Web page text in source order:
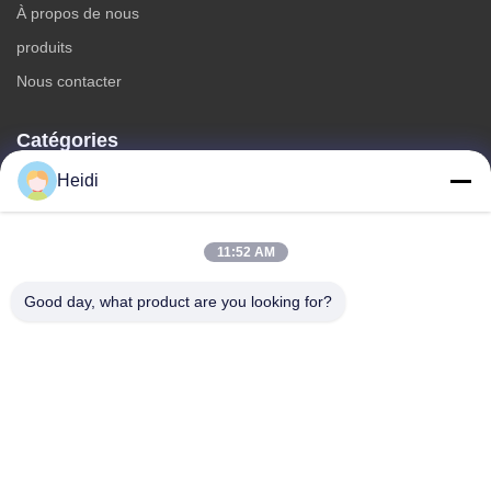
À propos de nous
produits
Nous contacter
Catégories
Fibre discontinue de polyesters
Fibre d'étagère de polyester ignifuge
Fibre de polyester à faible fusion
Heidi
11:52 AM
Good day, what product are you looking for?